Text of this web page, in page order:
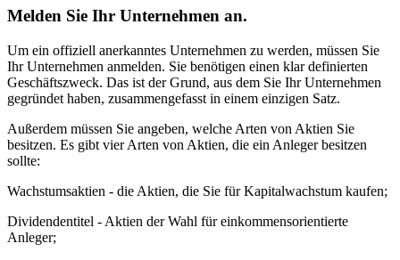
Melden Sie Ihr Unternehmen an.
Um ein offiziell anerkanntes Unternehmen zu werden, müssen Sie
Ihr Unternehmen anmelden. Sie benötigen einen klar definierten
Geschäftszweck. Das ist der Grund, aus dem Sie Ihr Unternehmen
gegründet haben, zusammengefasst in einem einzigen Satz.
Außerdem müssen Sie angeben, welche Arten von Aktien Sie
besitzen. Es gibt vier Arten von Aktien, die ein Anleger besitzen
sollte:
Wachstumsaktien - die Aktien, die Sie für Kapitalwachstum kaufen;
Dividendentitel - Aktien der Wahl für einkommensorientierte
Anleger;